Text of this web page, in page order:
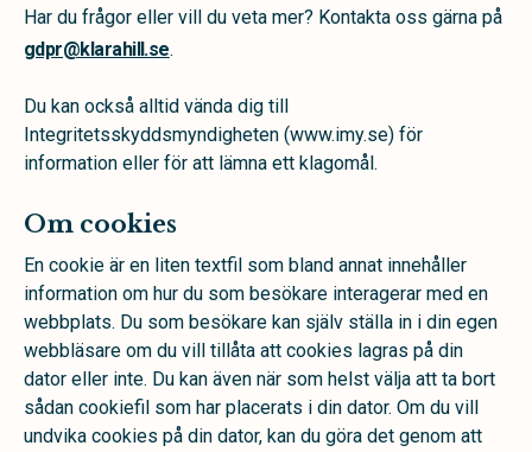
Har du frågor eller vill du veta mer? Kontakta oss gärna på
gdpr@klarahill.se.
Du kan också alltid vända dig till
Integritetsskyddsmyndigheten (www.imy.se) för
information eller för att lämna ett klagomål.
Om cookies
En cookie är en liten textfil som bland annat innehåller
information om hur du som besökare interagerar med en
webbplats. Du som besökare kan själv ställa in i din egen
webbläsare om du vill tillåta att cookies lagras på din
dator eller inte. Du kan även när som helst välja att ta bort
sådan cookiefil som har placerats i din dator. Om du vill
undvika cookies på din dator, kan du göra det genom att